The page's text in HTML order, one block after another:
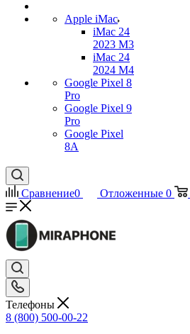
Apple iMac
iMac 24
2023 M3
iMac 24
2024 M4
Google Pixel 8
Pro
Google Pixel 9
Pro
Google Pixel
8A
Сравнение0 Отложенные 0
Телефоны
8 (800) 500-00-22